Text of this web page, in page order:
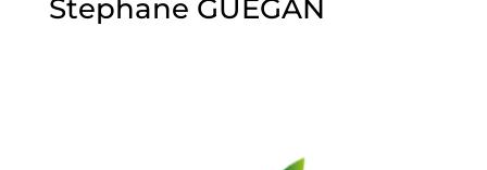
Stephane GUEGAN